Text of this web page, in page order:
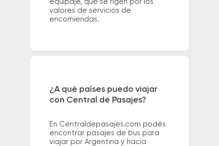
equipaje, que se rigen por los
valores de servicios de
encomiendas.
¿A qué países puedo viajar
con Central de Pasajes?
En Centraldepasajes.com podés
encontrar pasajes de bus para
viajar por Argentina y hacia